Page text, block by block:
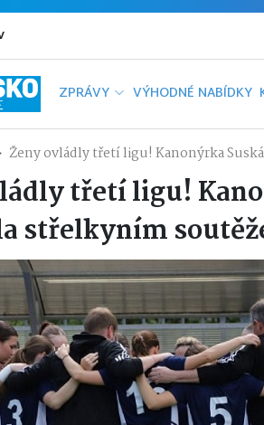
ZPRÁVY VÝHODNÉ NABÍDKY
Ženy ovládly třetí ligu! Kanonýrka
třetí ligu!
střelkyním